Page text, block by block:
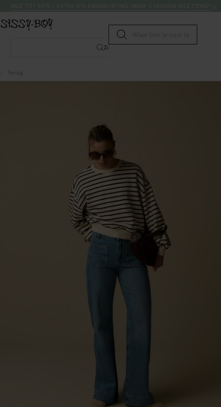
Submit search
Zoeken
Terug